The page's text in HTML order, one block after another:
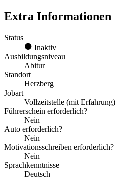
Extra Informationen
Status
Inaktiv
Ausbildungsniveau
Abitur
Standort
Herzberg
Jobart
Vollzeitstelle (mit Erfahrung)
Führerschein erforderlich?
Nein
Auto erforderlich?
Nein
Motivationsschreiben erforderlich?
Nein
Sprachkenntnisse
Deutsch